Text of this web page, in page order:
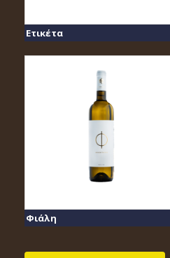
Ετικέτα
Φιάλη